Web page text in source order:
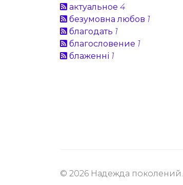
актуальное 4
безумовна любов 1
благодать 1
благословение 1
блаженні 1
© 2026 Надежда поколений.